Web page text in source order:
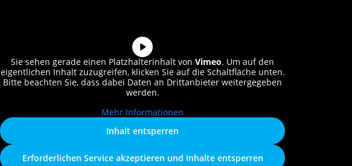
Sie sehen gerade einen Platzhalterinhalt von Vimeo. Um auf den
eigentlichen Inhalt zuzugreifen, klicken Sie auf die Schaltfläche unten.
Bitte beachten Sie, dass dabei Daten an Drittanbieter weitergegeben
werden.
Mehr Informationen
Inhalt entsperren
Erforderlichen Service akzeptieren und Inhalte entsperren